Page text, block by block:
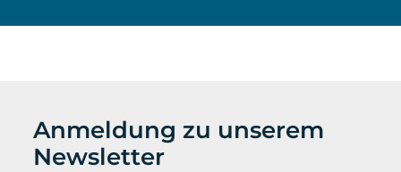
Anmeldung zu unserem
Newsletter